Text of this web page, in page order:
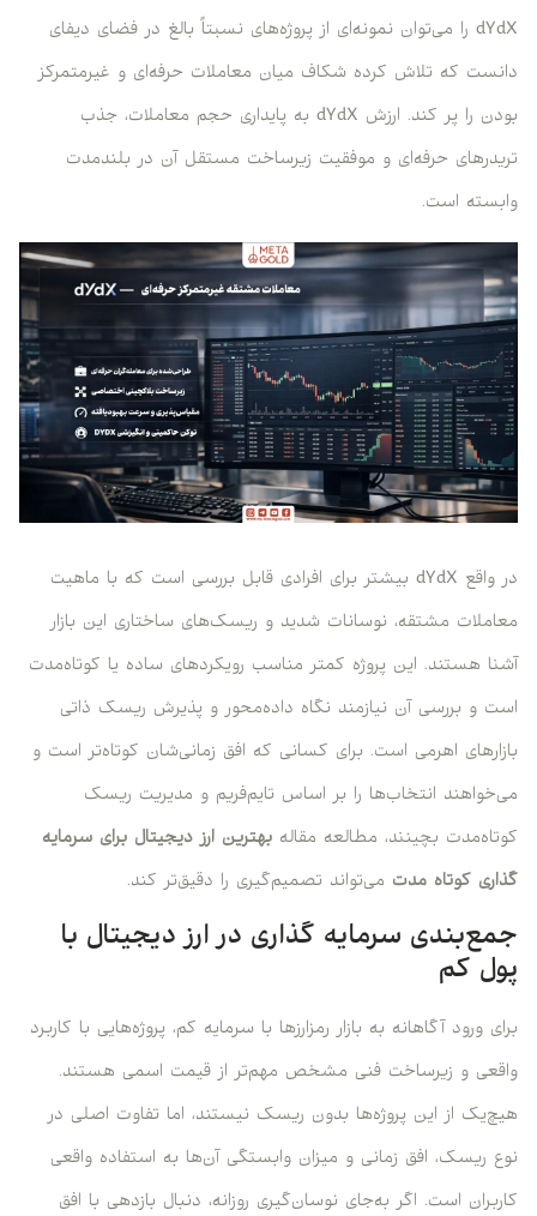
dYdX را می‌توان نمونه‌ای از پروژه‌های نسبتاً بالغ در فضای دیفای
دانست که تلاش کرده شکاف میان معاملات حرفه‌ای و غیرمتمرکز
بودن را پر کند. ارزش dYdX به پایداری حجم معاملات، جذب
تریدرهای حرفه‌ای و موفقیت زیرساخت مستقل آن در بلندمدت
وابسته است.
در واقع dYdX بیشتر برای افرادی قابل بررسی است که با ماهیت
معاملات مشتقه، نوسانات شدید و ریسک‌های ساختاری این بازار
آشنا هستند. این پروژه کمتر مناسب رویکردهای ساده یا کوتاه‌مدت
است و بررسی آن نیازمند نگاه داده‌محور و پذیرش ریسک ذاتی
بازارهای اهرمی است. برای کسانی که افق زمانی‌شان کوتاه‌تر است و
می‌خواهند انتخاب‌ها را بر اساس تایم‌فریم و مدیریت ریسک
کوتاه‌مدت بچینند، مطالعه مقاله بهترین ارز دیجیتال برای سرمایه
گذاری کوتاه مدت می‌تواند تصمیم‌گیری را دقیق‌تر کند.
جمع‌بندی سرمایه ‌گذاری در ارز دیجیتال با
پول کم
برای ورود آگاهانه به بازار رمزارزها با سرمایه کم، پروژه‌هایی با کاربرد
واقعی و زیرساخت فنی مشخص مهم‌تر از قیمت اسمی هستند.
هیچ‌یک از این پروژه‌ها بدون ریسک نیستند، اما تفاوت اصلی در
نوع ریسک، افق زمانی و میزان وابستگی آن‌ها به استفاده واقعی
کاربران است. اگر به‌جای نوسان‌گیری روزانه، دنبال بازدهی با افق